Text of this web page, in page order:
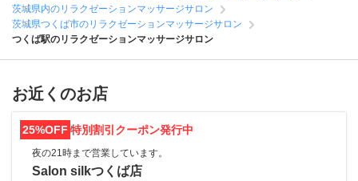
茨城県内のリラクゼーションマッサージサロン
茨城県つくば市のリラクゼーションマッサージサロン
つくば駅のリラクゼーションマッサージサロン
お近くのお店
25%OFF 特別割引クーポン発行中
夜の21時まで営業しています。
Salon silkつくば店